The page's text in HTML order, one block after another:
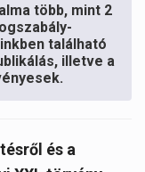
több, mint 2
található
illetve a
és a